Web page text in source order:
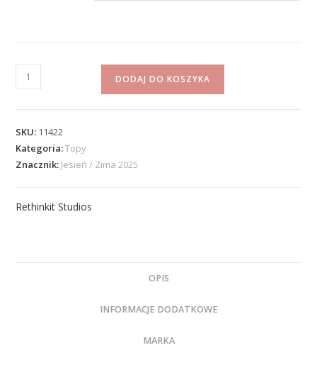
DODAJ DO KOSZYKA
SKU: 11422
Kategoria:Topy
Znacznik: Jesień / Zima 2025
Rethinkit Studios
OPIS
INFORMACJE DODATKOWE
MARKA